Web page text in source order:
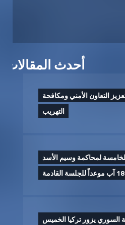
أحدث المقالات
التعاون الأمني ومكافحة
التهريب
لمحاكمة وسيم الأسد
السوري يزور تركيا الخميس